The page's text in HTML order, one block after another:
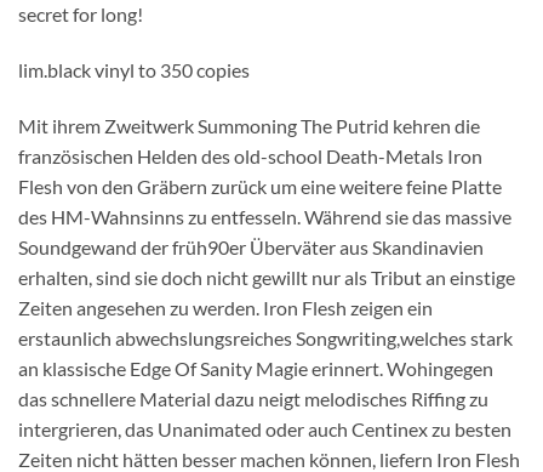
secret for long!
lim.black vinyl to 350 copies
Mit ihrem Zweitwerk Summoning The Putrid kehren die
französischen Helden des old-school Death-Metals Iron
Flesh von den Gräbern zurück um eine weitere feine Platte
des HM-Wahnsinns zu entfesseln. Während sie das massive
Soundgewand der früh90er Überväter aus Skandinavien
erhalten, sind sie doch nicht gewillt nur als Tribut an einstige
Zeiten angesehen zu werden. Iron Flesh zeigen ein
erstaunlich abwechslungsreiches Songwriting,welches stark
an klassische Edge Of Sanity Magie erinnert. Wohingegen
das schnellere Material dazu neigt melodisches Riffing zu
intergrieren, das Unanimated oder auch Centinex zu besten
Zeiten nicht hätten besser machen können, liefern Iron Flesh